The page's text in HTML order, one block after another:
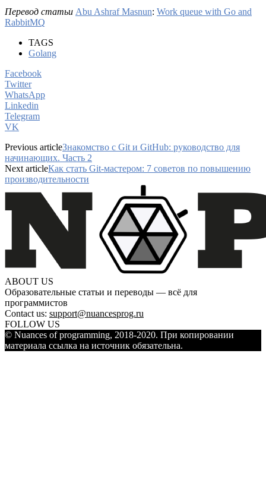
Перевод статьи Abu Ashraf Masnun: Work queue with Go and
RabbitMQ
TAGS
Golang
Facebook
Twitter
WhatsApp
Linkedin
Telegram
VK
Previous articleЗнакомство с Git и GitHub: руководство для
начинающих. Часть 2
Next articleКак стать Git-мастером: 7 советов по повышению
производительности
ABOUT US
Образовательные статьи и переводы — всё для
программистов
Contact us: support@nuancesprog.ru
FOLLOW US
© Nuances of programming, 2018-2020. При копировании
материала ссылка на источник обязательна.